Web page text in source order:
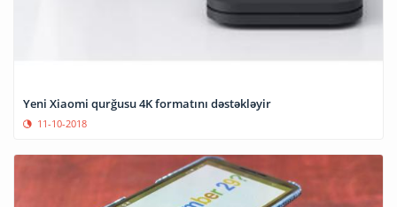
Yeni Xiaomi qurğusu 4K formatını dəstəkləyir
11-10-2018